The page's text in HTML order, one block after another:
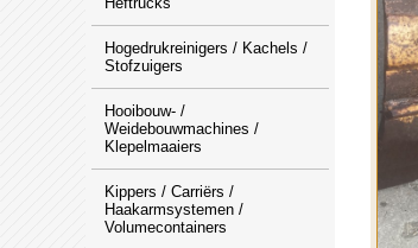
Hogedrukreinigers / Kachels /
Stofzuigers
Hooibouw- /
Weidebouwmachines /
Klepelmaaiers
Kippers / Carriërs /
Haakarmsystemen /
Volumecontainers